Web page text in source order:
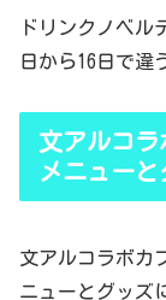
ドリンクノベル
日から16日で違
文アルコラ
メニューと
文アルコラボカ
ニューとグッズ